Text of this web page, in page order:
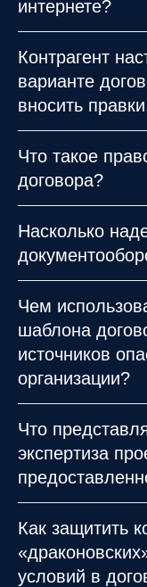
интернете?
Контрагент
варианте
вносить
Что такое
договора?
Насколько
Чем
шаблона
источников
организации?
Что
экспертиза
Как защитить
условий в